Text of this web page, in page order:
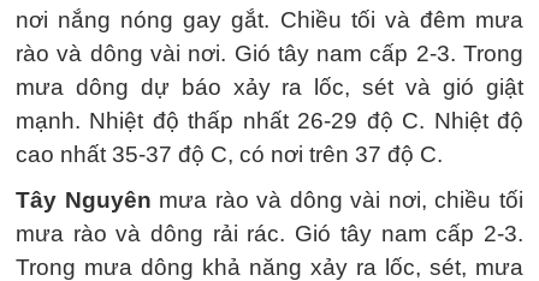
nơi nắng nóng gay gắt. Chiều tối và đêm mưa
rào và dông vài nơi. Gió tây nam cấp 2-3. Trong
mưa dông dự báo xảy ra lốc, sét và gió giật
mạnh. Nhiệt độ thấp nhất 26-29 độ C. Nhiệt độ
cao nhất 35-37 độ C, có nơi trên 37 độ C.
Tây Nguyên mưa rào và dông vài nơi, chiều tối
mưa rào và dông rải rác. Gió tây nam cấp 2-3.
Trong mưa dông khả năng xảy ra lốc, sét, mưa